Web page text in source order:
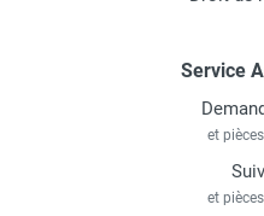
Service
et
et